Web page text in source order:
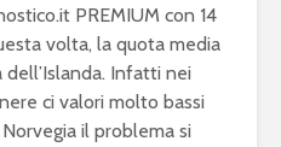
PREMIUM con 14
volta, la quota media
dell’Islanda. Infatti nei
ci valori molto bassi
il problema si